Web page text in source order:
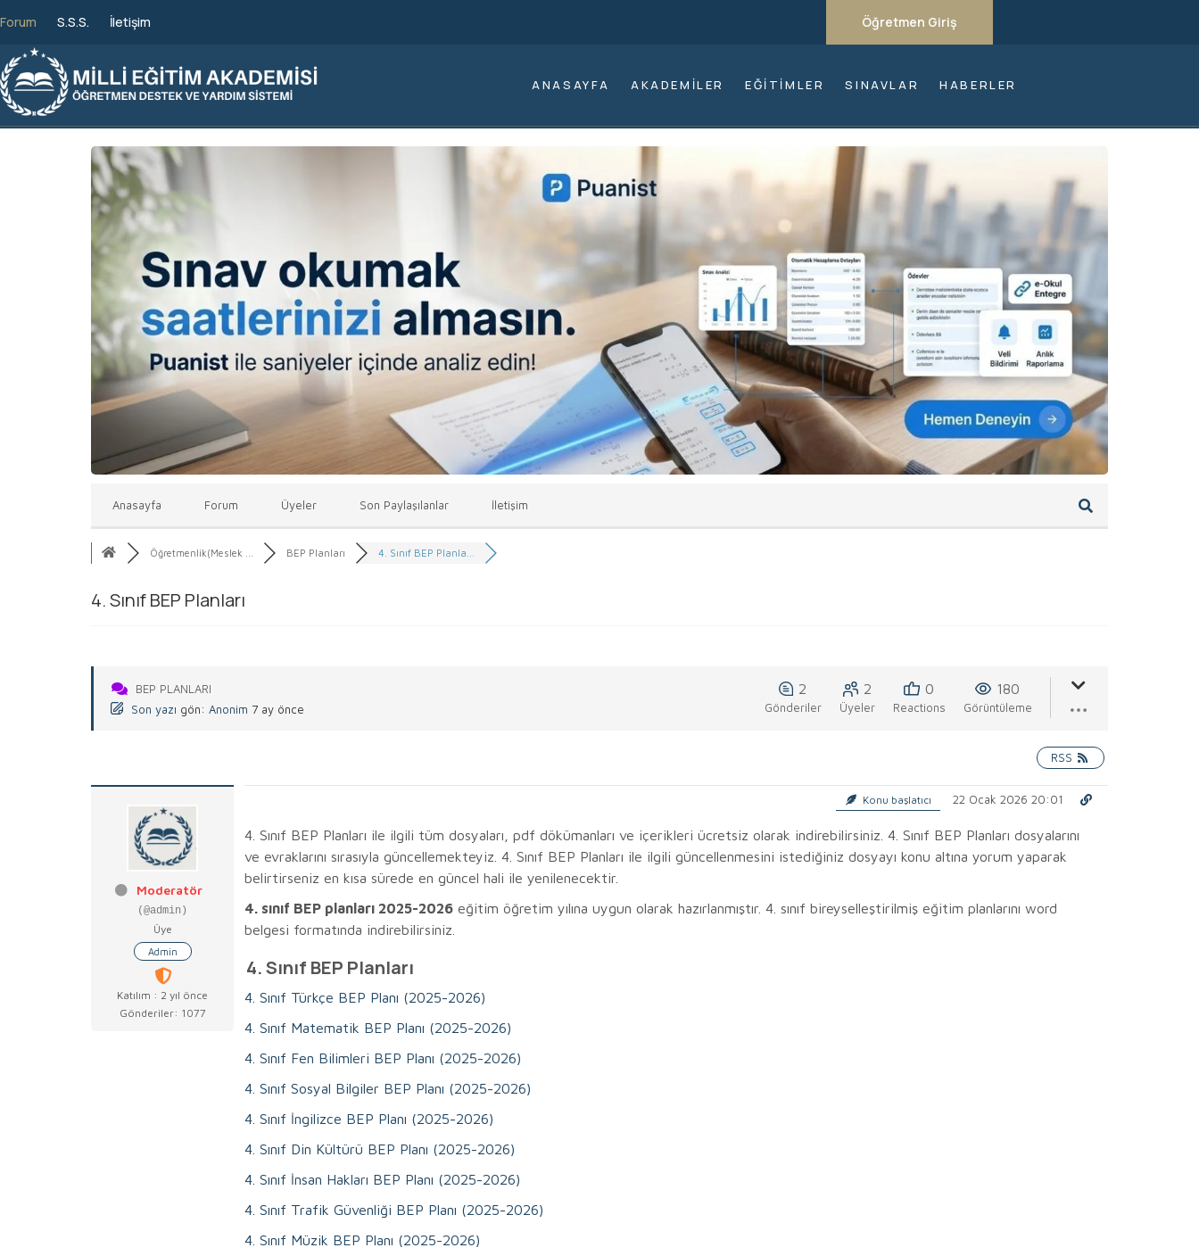
Forum S.S.S. İletişim Öğretmen Giriş
ANASAYFA AKADEMILER EĞITIMLER SINAVLAR HABERLER
Anasayfa Forum Üyeler Son Paylaşılanlar İletişim
Öğretmenlik(Meslek ... BEP Planları 4. Sınıf BEP Planla...
4. Sınıf BEP Planları
BEP PLANLARI
Son yazı gön: Anonim 7 ay önce
2
Gönderiler
2
Üyeler
0
Reactions
180
Görüntüleme
RSS
Moderatör
(@admin)
Üye
Admin
Katılım : 2 yıl önce
Gönderiler: 1077
Konu başlatıcı 22 Ocak 2026 20:01
4. Sınıf BEP Planları ile ilgili tüm dosyaları, pdf dökümanları ve içerikleri ücretsiz olarak indirebilirsiniz. 4. Sınıf BEP Planları dosyalarını
ve evraklarını sırasıyla güncellemekteyiz. 4. Sınıf BEP Planları ile ilgili güncellenmesini istediğiniz dosyayı konu altına yorum yaparak
belirtirseniz en kısa sürede en güncel hali ile yenilenecektir.
4. sınıf BEP planları 2025-2026 eğitim öğretim yılına uygun olarak hazırlanmıştır. 4. sınıf bireyselleştirilmiş eğitim planlarını word
belgesi formatında indirebilirsiniz.
4. Sınıf BEP Planları
4. Sınıf Türkçe BEP Planı (2025-2026)
4. Sınıf Matematik BEP Planı (2025-2026)
4. Sınıf Fen Bilimleri BEP Planı (2025-2026)
4. Sınıf Sosyal Bilgiler BEP Planı (2025-2026)
4. Sınıf İngilizce BEP Planı (2025-2026)
4. Sınıf Din Kültürü BEP Planı (2025-2026)
4. Sınıf İnsan Hakları BEP Planı (2025-2026)
4. Sınıf Trafik Güvenliği BEP Planı (2025-2026)
4. Sınıf Müzik BEP Planı (2025-2026)